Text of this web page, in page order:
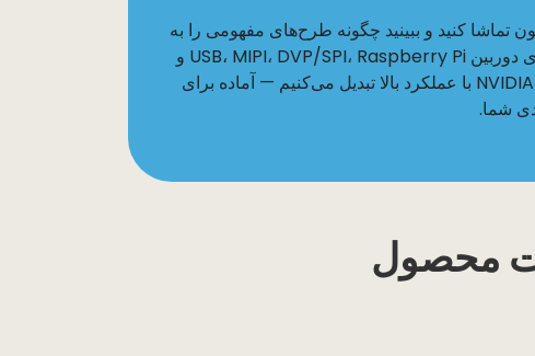
تماشا کنید و ببینید چگونه طرح‌های مفهومی را به
ماژول‌های دوربین USB، MIPI، DVP/SPI، Raspberry Pi و
NVIDIA Jetson با عملکرد بالا تبدیل می‌کنیم — آماده برای
شما.
محصول